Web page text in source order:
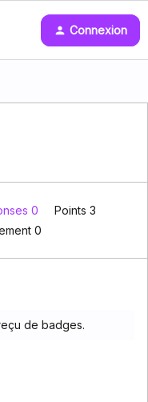
Connexion
0
Points 3
0
de badges.